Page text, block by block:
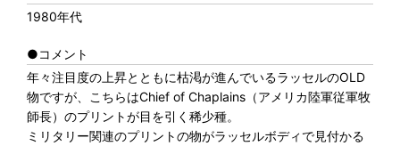
1980年代
●コメント
年々注目度の上昇とともに枯渇が進んでいるラッセルのOLD
物ですが、こちらはChief of Chaplains（アメリカ陸軍従軍牧
師長）のプリントが目を引く稀少種。
ミリタリー関連のプリントの物がラッセルボディで見付かる